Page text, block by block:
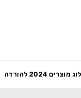
2024 להורדה